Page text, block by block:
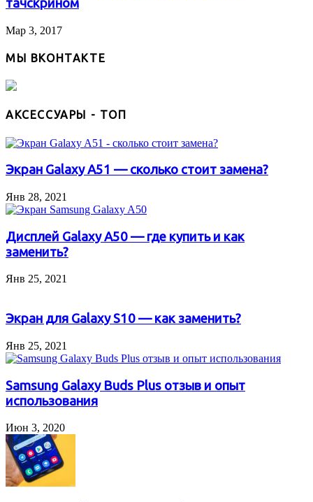
тачскрином
Мар 3, 2017
МЫ ВКОНТАКТЕ
АКСЕССУАРЫ - ТОП
Экран Galaxy A51 — сколько стоит замена?
Янв 28, 2021
Дисплей Galaxy A50 — где купить и как
заменить?
Янв 25, 2021
Экран для Galaxy S10 — как заменить?
Янв 25, 2021
Samsung Galaxy Buds Plus отзыв и опыт
использования
Июн 3, 2020